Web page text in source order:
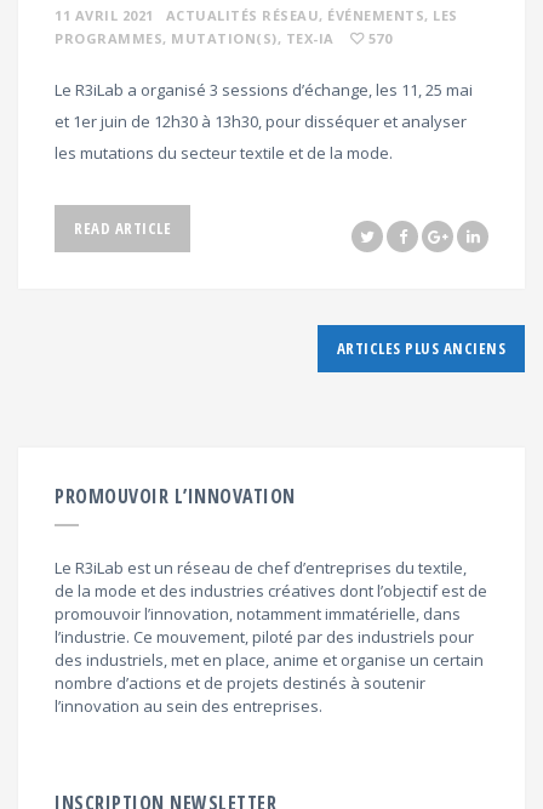
11 AVRIL 2021 ACTUALITÉS RÉSEAU, ÉVÉNEMENTS, LES
PROGRAMMES, MUTATION(S), TEX-IA 570
Le R3iLab a organisé 3 sessions d’échange, les 11, 25 mai
et 1er juin de 12h30 à 13h30, pour disséquer et analyser
les mutations du secteur textile et de la mode.
READ ARTICLE
ARTICLES PLUS ANCIENS
PROMOUVOIR L’INNOVATION
Le R3iLab est un réseau de chef d’entreprises du textile,
de la mode et des industries créatives dont l’objectif est de
promouvoir l’innovation, notamment immatérielle, dans
l’industrie. Ce mouvement, piloté par des industriels pour
des industriels, met en place, anime et organise un certain
nombre d’actions et de projets destinés à soutenir
l’innovation au sein des entreprises.
INSCRIPTION NEWSLETTER